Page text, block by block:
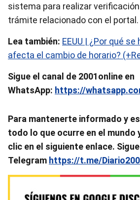
sistema para realizar
trámite relacionado con el portal.
Lea también: EEUU | ¿Por qué
afecta el cambio de horario?
Sigue el canal de 2001online en
WhatsApp: https://
Para mantenerte informado y
todo lo que ocurre en el mundo
clic en el siguiente enlace.
Telegram https://t.me/